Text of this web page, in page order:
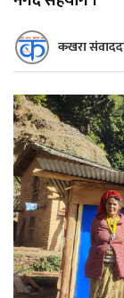
कखरा